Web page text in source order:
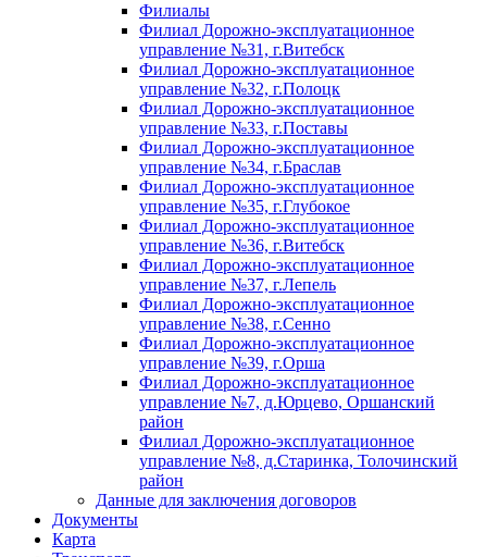
Филиалы
Филиал Дорожно-эксплуатационное
управление №31, г.Витебск
Филиал Дорожно-эксплуатационное
управление №32, г.Полоцк
Филиал Дорожно-эксплуатационное
управление №33, г.Поставы
Филиал Дорожно-эксплуатационное
управление №34, г.Браслав
Филиал Дорожно-эксплуатационное
управление №35, г.Глубокое
Филиал Дорожно-эксплуатационное
управление №36, г.Витебск
Филиал Дорожно-эксплуатационное
управление №37, г.Лепель
Филиал Дорожно-эксплуатационное
управление №38, г.Сенно
Филиал Дорожно-эксплуатационное
управление №39, г.Орша
Филиал Дорожно-эксплуатационное
управление №7, д.Юрцево, Оршанский
район
Филиал Дорожно-эксплуатационное
управление №8, д.Старинка, Толочинский
район
Данные для заключения договоров
Документы
Карта